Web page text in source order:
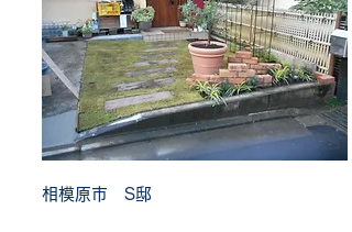
相模原市 S邸